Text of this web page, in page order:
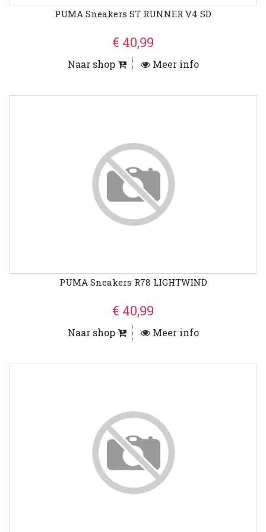
PUMA Sneakers ST RUNNER V4 SD
€ 40,99
Naar shop Meer info
PUMA Sneakers R78 LIGHTWIND
€ 40,99
Naar shop Meer info